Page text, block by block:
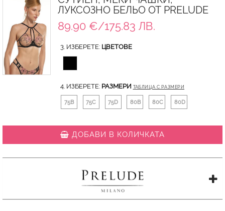
ЛУКСОЗНО БЕЛЬО ОТ PRELUDE
89.90 €/175.83 ЛВ.
3. ИЗБЕРЕТЕ: ЦВЕТОВЕ
4. ИЗБЕРЕТЕ: РАЗМЕРИ ТАБЛИЦА С РАЗМЕРИ
75B 75C 75D 80B 80C 80D
ДОБАВИ В КОЛИЧКАТА